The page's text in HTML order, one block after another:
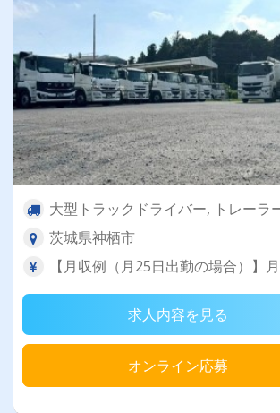
大型トラックドライバー, トレーラ
茨城県神栖市
【月収例（月25日出勤の場合）】
求人内容を見る
オンライン応募